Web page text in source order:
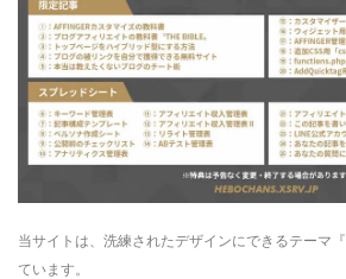
当サイトは、洗練されたデザインにできるテーマ『
ています。